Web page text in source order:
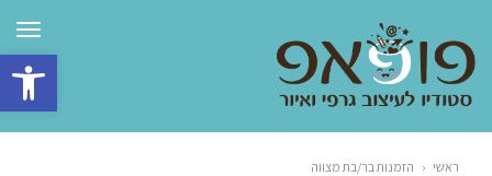
פתח
ראשי ‹ הזמנות בר/בת מצווה